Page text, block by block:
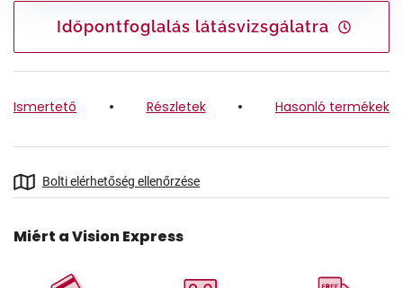
Időpontfoglalás látásvizsgálatra
Ismertető Részletek Hasonló termékek
Bolti elérhetőség ellenőrzése
Miért a Vision Express